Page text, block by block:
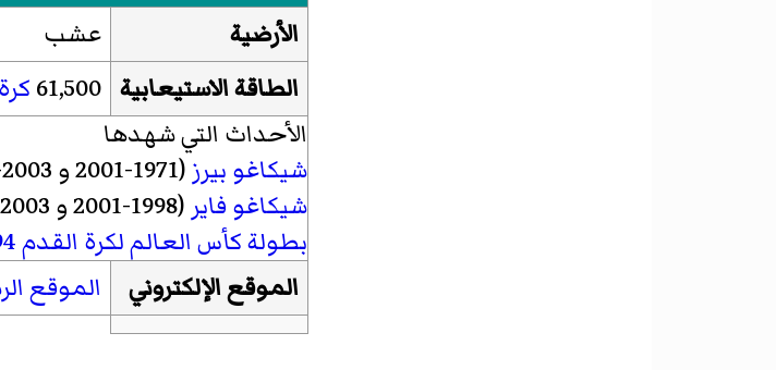
الأرضية
عشب
الطاقة الاستيعابية 61,500
الأحداث التي شهدها
شيكاغو بيرز (1971-2001 و 2003- الآن)
شيكاغو فاير (1998-2001 و 2003-2005)
بطولة كأس العالم لكرة القدم 1994
الموقع الإلكتروني
الموقع